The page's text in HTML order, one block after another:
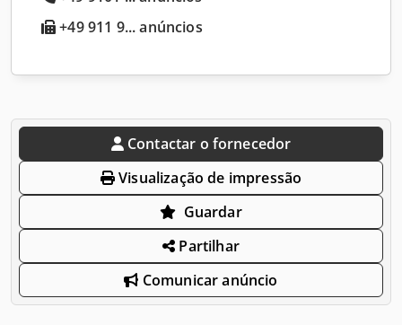
+49 911 9... anúncios
Contactar o fornecedor
Visualização de impressão
Guardar
Partilhar
Comunicar anúncio